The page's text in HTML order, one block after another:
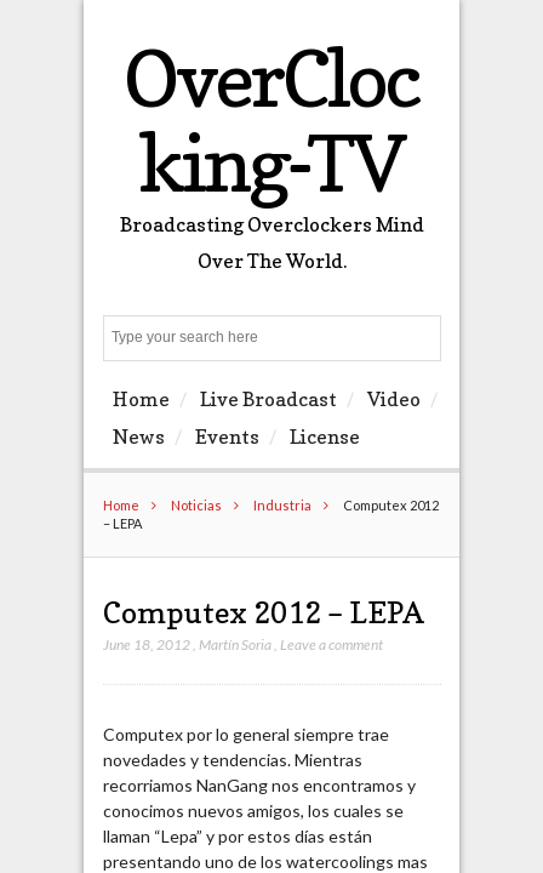
OverCloc
king-TV
Broadcasting Overclockers Mind
Over The World.
Home Live Broadcast
Video
News
Events License
Home Noticias Industria
Computex 2012
– LEPA
Computex 2012 – LEPA
June 18, 2012, Martín Soria, Leave a comment
Computex por lo general siempre trae
novedades y tendencias. Mientras
recorriamos NanGang nos encontramos y
conocimos nuevos amigos, los cuales se
llaman “Lepa” y por estos días están
presentando uno de los watercoolings mas